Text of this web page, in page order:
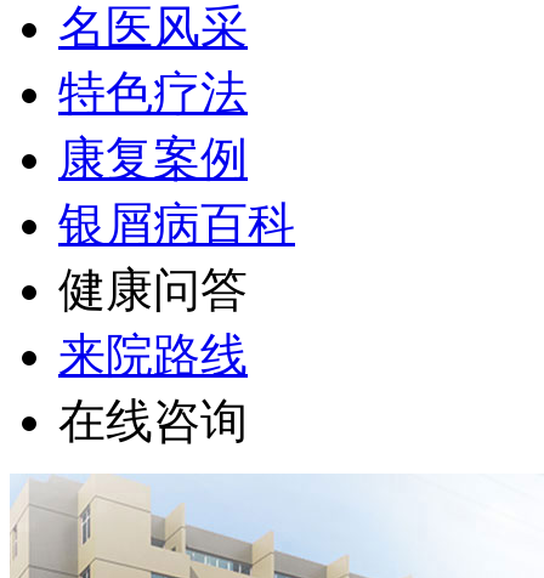
名医风采
特色疗法
康复案例
银屑病百科
健康问答
来院路线
在线咨询